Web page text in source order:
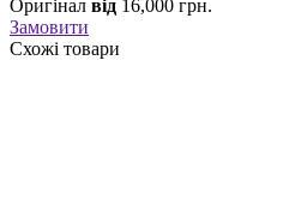
Оригінал від 16,000 грн.
Замовити
Схожі товари